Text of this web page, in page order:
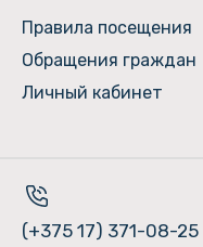
Правила посещения
Обращения граждан
Личный кабинет
(+375 17) 371-08-25